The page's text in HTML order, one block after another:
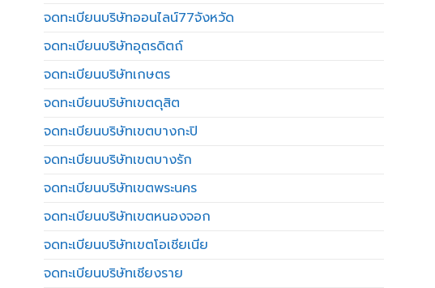
จดทะเบียนบริษัทออนไลน์77จังหวัด
จดทะเบียนบริษัทอุตรดิตถ์
จดทะเบียนบริษัทเกษตร
จดทะเบียนบริษัทเขตดุสิต
จดทะเบียนบริษัทเขตบางกะปิ
จดทะเบียนบริษัทเขตบางรัก
จดทะเบียนบริษัทเขตพระนคร
จดทะเบียนบริษัทเขตหนองจอก
จดทะเบียนบริษัทเขตโอเชียเนีย
จดทะเบียนบริษัทเชียงราย